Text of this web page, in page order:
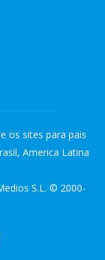
os sites para pais
America Latina
S.L. © 2000-